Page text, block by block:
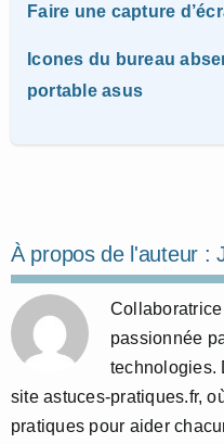
Faire une capture
Icones du bureau
portable asus
À propos de l'auteur :
passionnée
technologies.
site astuces-pratiques.fr,
pratiques pour aider